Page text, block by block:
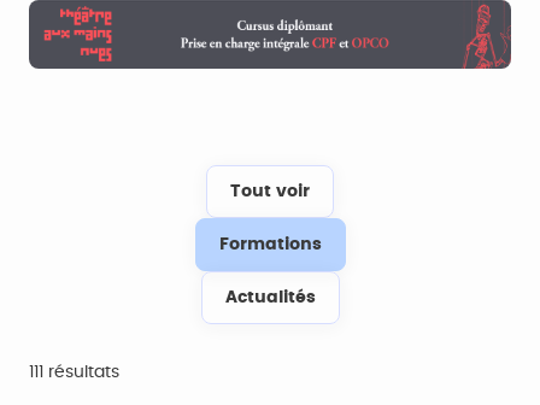
Tout voir
Formations
Actualités
111 résultats